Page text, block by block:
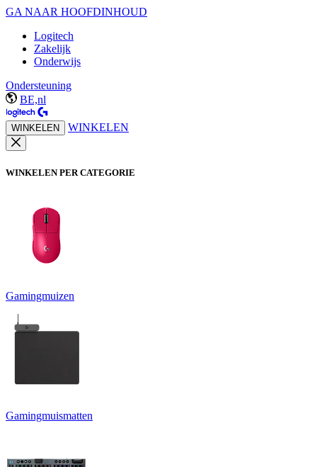
GA NAAR HOOFDINHOUD
Logitech
Zakelijk
Onderwijs
Ondersteuning
BE,nl
WINKELEN WINKELEN
WINKELEN PER CATEGORIE
Gamingmuizen
Gamingmuismatten